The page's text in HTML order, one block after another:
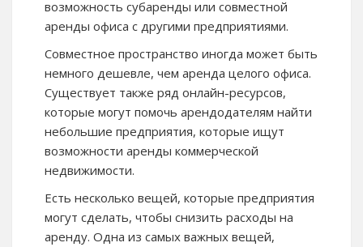
возможность субаренды или совместной
аренды офиса с другими предприятиями.
Совместное пространство иногда может быть
немного дешевле, чем аренда целого офиса.
Существует также ряд онлайн-ресурсов,
которые могут помочь арендодателям найти
небольшие предприятия, которые ищут
возможности аренды коммерческой
недвижимости.
Есть несколько вещей, которые предприятия
могут сделать, чтобы снизить расходы на
аренду. Одна из самых важных вещей,